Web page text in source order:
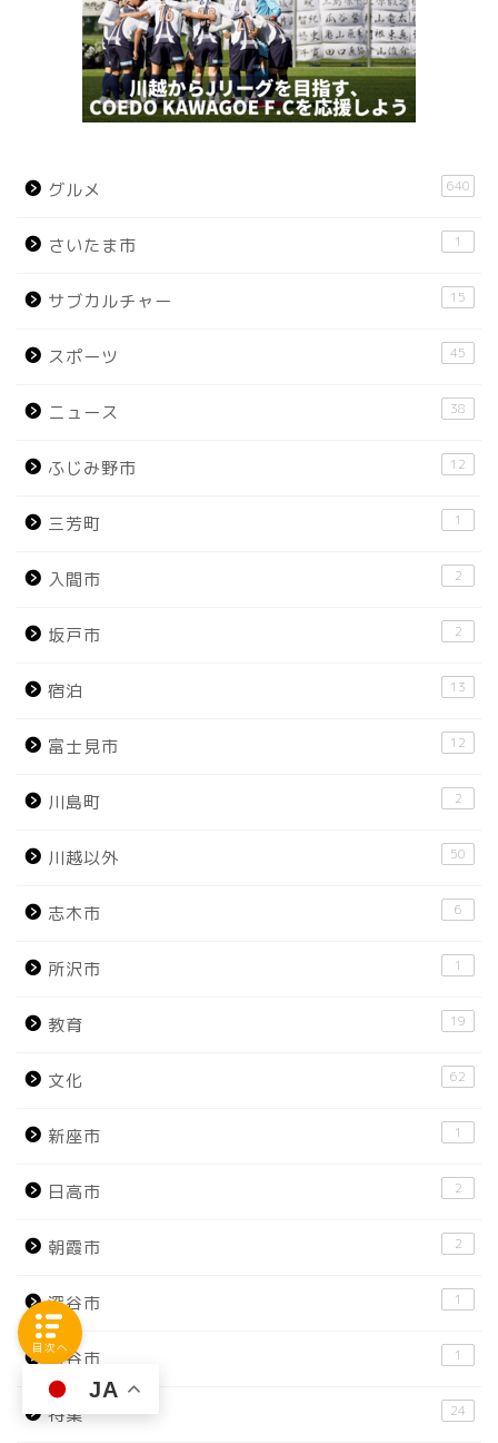
グルメ 640
さいたま市 1
サブカルチャー 15
スポーツ 45
ニュース 38
ふじみ野市 12
三芳町 1
入間市 2
坂戸市 2
宿泊 13
富士見市 12
川島町 2
川越以外 50
志木市 6
所沢市 1
教育 19
文化 62
新座市 1
日高市 2
朝霞市 2
深谷市 1
熊谷市 1
特集 24
JA
目次へ